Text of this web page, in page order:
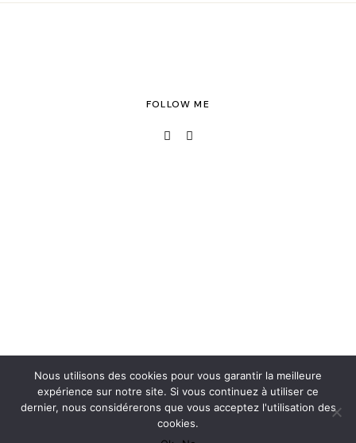
FOLLOW ME
Nous utilisons des cookies pour vous garantir la meilleure
expérience sur notre site. Si vous continuez à utiliser ce
dernier, nous considérerons que vous acceptez l'utilisation des
cookies.